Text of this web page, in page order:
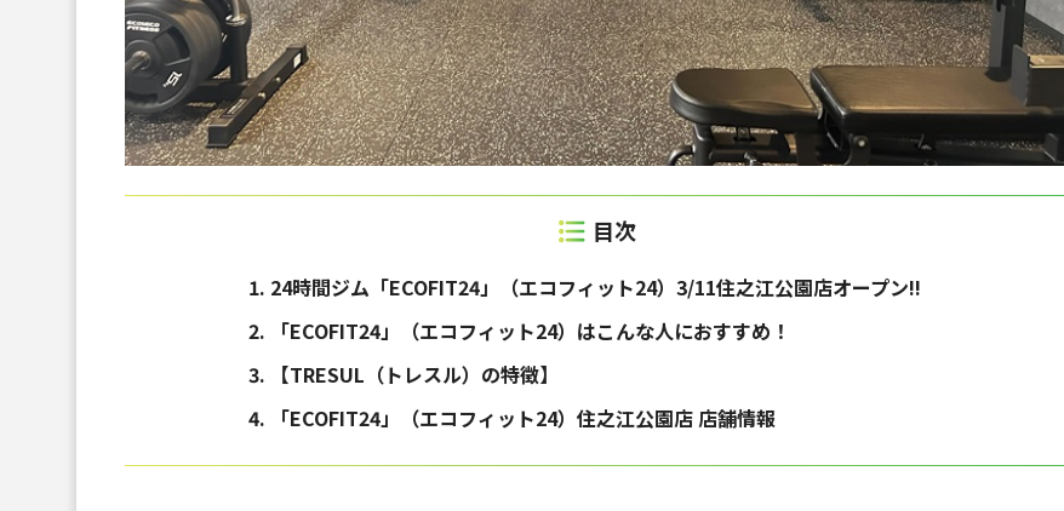
24時間ジム「ECOFIT24」（エコフィット24）3/11住之江公園店オープン!!
「ECOFIT24」（エコフィット24）はこんな人におすすめ！
【TRESUL（トレスル）の特徴】
「ECOFIT24」（エコフィット24）住之江公園店 店舗情報